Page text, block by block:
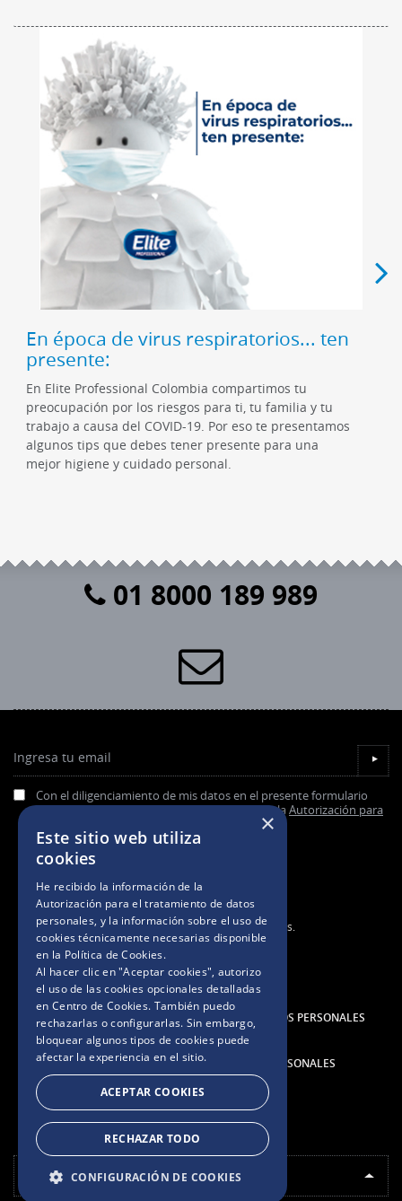
En época de virus respiratorios... ten
presente:
En Elite Professional Colombia compartimos tu
preocupación por los riesgos para ti, tu familia y tu
trabajo a causa del COVID-19. Por eso te presentamos
algunos tips que debes tener presente para una
mejor higiene y cuidado personal.
01 8000 189 989
Ingresa tu email
Con el diligenciamiento de mis datos en el presente formulario
acepto de forma previa, expresa e informada laAutorización para
▼
2025. Todos los derechos reservados.
TÉRMINOS Y CONDICIONES
AUTORIZACIÓN PARA EL TRATAMIENTO DE DATOS PERSONALES
POLÍTICA DE TRATAMIENTO DE DATOS PERSONALES
AVISO DE COOKIES
ELIGE TU PAÍS
×
Este sitio web utiliza
cookies
He recibido la información de la
Autorización para el tratamiento de datos
personales, y la información sobre el uso de
cookies técnicamente necesarias disponible
en la Política de Cookies.
Al hacer clic en "Aceptar cookies", autorizo
el uso de las cookies opcionales detalladas
en Centro de Cookies. También puedo
rechazarlas o configurarlas. Sin embargo,
bloquear algunos tipos de cookies puede
afectar la experiencia en el sitio.
ACEPTAR COOKIES
RECHAZAR TODO
CONFIGURACIÓN DE COOKIES